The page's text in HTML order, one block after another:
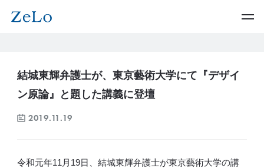
結城東輝弁護士が、東京藝術大学にて『デザイ
ン原論』と題した講義に登壇
2019.11.19
令和元年11月19日、結城東輝弁護士が東京藝術大学の講